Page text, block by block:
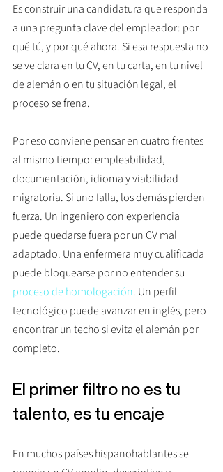
Es construir una candidatura que responda
a una pregunta clave del empleador: por
qué tú, y por qué ahora. Si esa respuesta no
se ve clara en tu CV, en tu carta, en tu nivel
de alemán o en tu situación legal, el
proceso se frena.
Por eso conviene pensar en cuatro frentes
al mismo tiempo: empleabilidad,
documentación, idioma y viabilidad
migratoria. Si uno falla, los demás pierden
fuerza. Un ingeniero con experiencia
puede quedarse fuera por un CV mal
adaptado. Una enfermera muy cualificada
puede bloquearse por no entender su
proceso de homologación. Un perfil
tecnológico puede avanzar en inglés, pero
encontrar un techo si evita el alemán por
completo.
El primer filtro no es tu
talento, es tu encaje
En muchos países hispanohablantes se